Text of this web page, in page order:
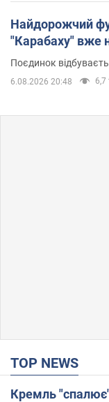
Найдорожчий
"Карабаху" вже
Поєдинок
6.08.2026 20:48 6,7
TOP NEWS
Кремль "спалює"